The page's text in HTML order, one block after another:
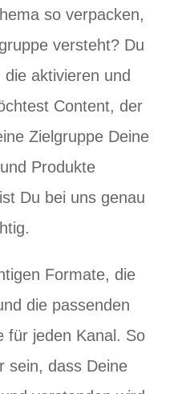
so verpacken,
versteht? Du
aktivieren und
Content, der
Zielgruppe Deine
Produkte
Du bei uns genau
Formate, die
die passenden
für jeden Kanal. So
sein, dass Deine